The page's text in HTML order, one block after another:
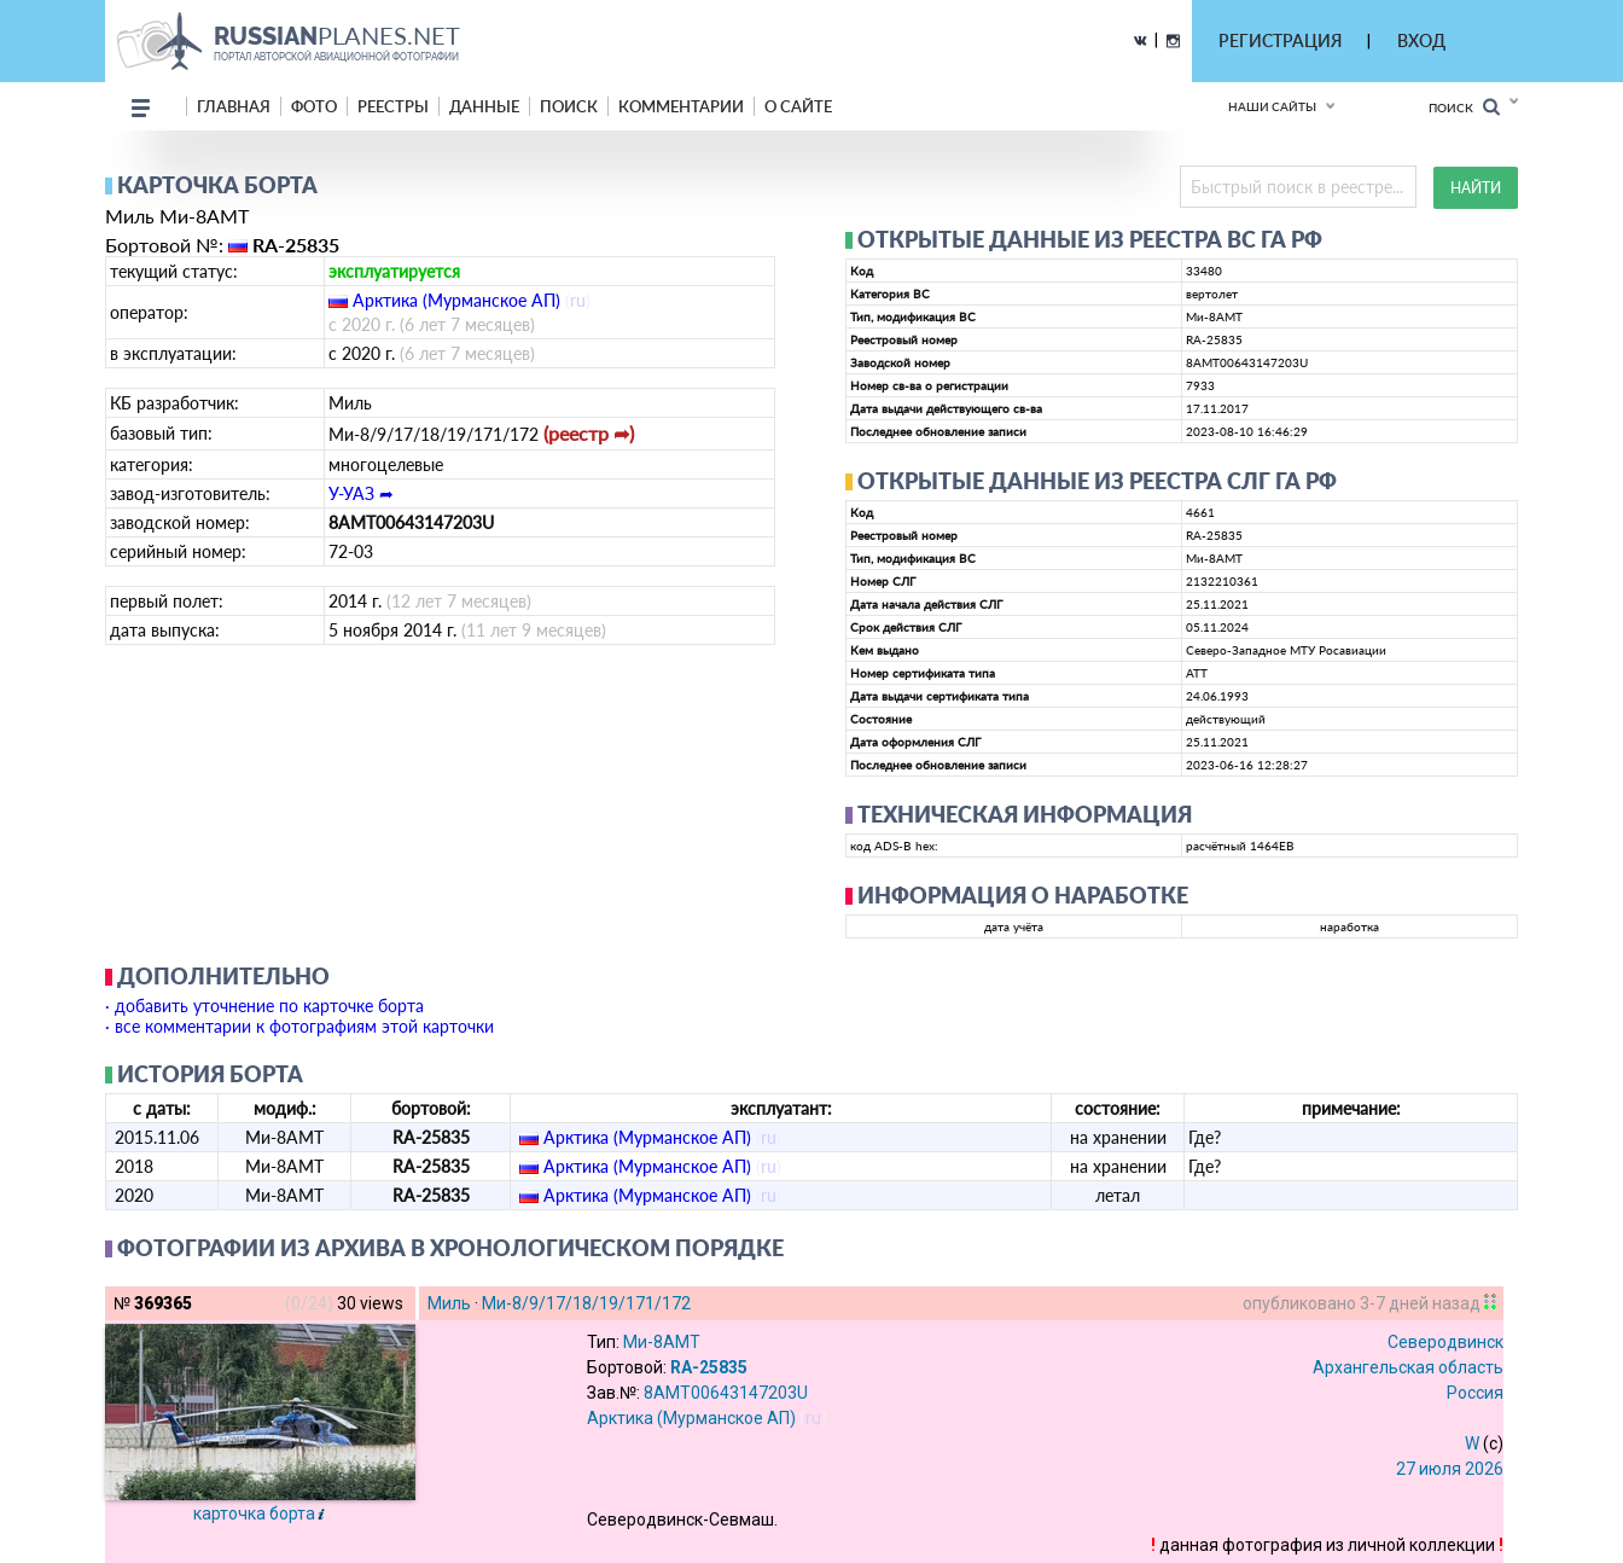
RUSSIANPLANES.NET
ПОРТАЛ АВТОРСКОЙ АВИАЦИОННОЙ ФОТОГРАФИИ
РЕГИСТРАЦИЯ ВХОД
ГЛАВНАЯ ФОТО РЕЕСТРЫ ДАННЫЕ ПОИСК КОММЕНТАРИИ О САЙТЕ НАШИ САЙТЫ ПОИСК
КАРТОЧКА БОРТА
Миль Ми-8АМТ
Бортовой №:
RA-25835
текущий статус:
эксплуатируется
оператор:
Арктика (Мурманское АП) ru
с 2020 г. (6 лет 7 месяцев)
в эксплуатации:
с 2020 г. (6 лет 7 месяцев)
КБ разработчик:
Миль
базовый тип:
Ми-8/9/17/18/19/171/172 (реестр ➦)
категория:
многоцелевые
завод-изготовитель:
У-УАЗ ➦
заводской номер:
8AMT00643147203U
серийный номер:
72-03
первый полет: 2014 г. (12 лет 7 месяцев)
дата выпуска:
5 ноября 2014 г. (11 лет 9 месяцев)
ОТКРЫТЫЕ ДАННЫЕ ИЗ РЕЕСТРА ВС ГА РФ
Код
33480
Категория ВС
вертолет
Тип, модификация ВС
Ми-8АМТ
Реестровый номер
RA-25835
Заводской номер
8AMT00643147203U
Номер св-ва о регистрации
7933
Дата выдачи действующего св-ва
17.11.2017
Последнее обновление записи
2023-08-10 16:46:29
ОТКРЫТЫЕ ДАННЫЕ ИЗ РЕЕСТРА СЛГ ГА РФ
Код
4661
Реестровый номер
RA-25835
Тип, модификация ВС
Ми-8АМТ
Номер СЛГ
2132210361
Дата начала действия СЛГ
25.11.2021
Срок действия СЛГ
05.11.2024
Кем выдано
Северо-Западное МТУ Росавиации
Номер сертификата типа
АТТ
Дата выдачи сертификата типа
24.06.1993
Состояние
действующий
Дата оформления СЛГ
25.11.2021
Последнее обновление записи
2023-06-16 12:28:27
ТЕХНИЧЕСКАЯ ИНФОРМАЦИЯ
код ADS-B hex: расчётный 1464EB
ИНФОРМАЦИЯ О НАРАБОТКЕ
дата учёта наработка
ДОПОЛНИТЕЛЬНО
· добавить уточнение по карточке борта
· все комментарии к фотографиям этой карточки
ИСТОРИЯ БОРТА
с даты: модиф.: бортовой: эксплуатант: состояние:
примечание:
2015.11.06
Ми-8АМТ RA-25835 Арктика (Мурманское АП) ru на хранении
Где?
2018
Ми-8АМТ RA-25835 Арктика (Мурманское АП) ru на хранении
Где?
2020
Ми-8АМТ RA-25835 Арктика (Мурманское АП) ru летал
ФОТОГРАФИИ ИЗ АРХИВА В ХРОНОЛОГИЧЕСКОМ ПОРЯДКЕ
№369365 (0/24) 30 views Миль · Ми-8/9/17/18/19/171/172 опубликовано 3-7 дней назад
карточка борта
Тип: Ми-8АМТ
Бортовой: RA-25835
Зав.№: 8AMT00643147203U
Арктика (Мурманское АП)
ru
Северодвинск
Архангельская область
Россия
W(c)
27 июля 2026
Северодвинск-Севмаш.
! данная фотография из личной коллекции !